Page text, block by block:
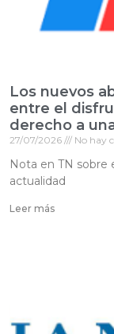
Los nuevos
entre el
derecho a
27/07/2026 No hay
Nota en TN sobre
actualidad
Leer más